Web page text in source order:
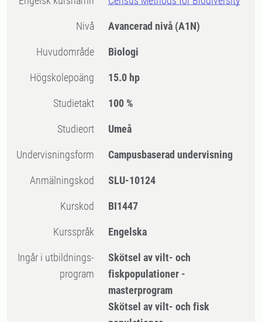
Nivå Avancerad nivå (A1N)
Huvudområde Biologi
högskolepoäng 15.0 hp
Studietakt 100 %
Studieort Umeå
Undervisningsform Campusbaserad undervisning
Anmälningskod SLU-10124
Kurskod BI1447
Kursspråk Engelska
Ingår i utbildnings-
program
Skötsel av vilt- och
fiskpopulationer -
masterprogram
Skötsel av vilt- och fisk